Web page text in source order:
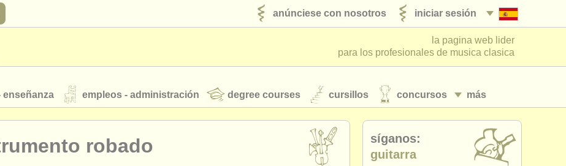
iniciar sesión
anúnciese con nosotros
la pagina web lider
para los profesionales de musica clasica
más
enseñanza empleos - administración degree courses cursillos concursos
robados
robado
síganos:
guitarra